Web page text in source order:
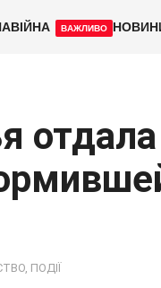
ВІЙНА ВАЖЛИВО
ПОДІЇ